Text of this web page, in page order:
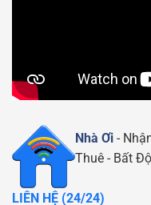
Nhà Ơi -
Thuê - Bất
LIÊN HỆ (24/24)